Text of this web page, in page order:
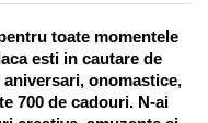
toate momentele
esti in cautare de
onomastice,
700 de cadouri. N-ai